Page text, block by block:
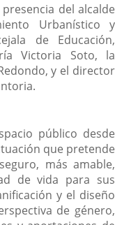
del alcalde
Urbanístico y
de Educación,
Victoria Soto, la
y el director
público desde
que pretende
más amable,
de vida para sus
y el diseño
de género,